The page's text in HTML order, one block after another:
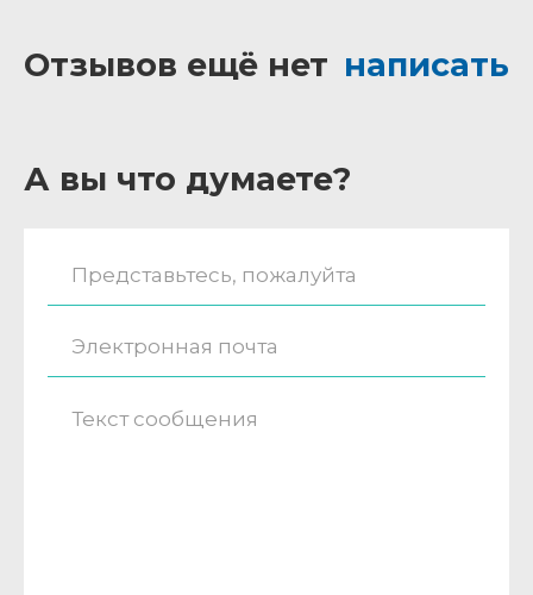
Отзывов ещё нет написать
А вы что думаете?